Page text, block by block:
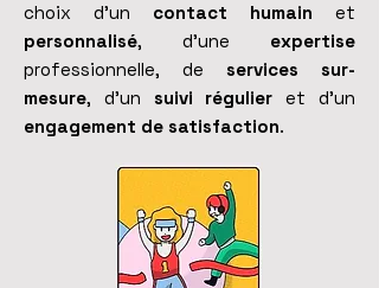
choix d'un contact humain et
personnalisé, d'une expertise
professionnelle, de services sur-
mesure, d'un suivi régulier et d'un
engagement de satisfaction.